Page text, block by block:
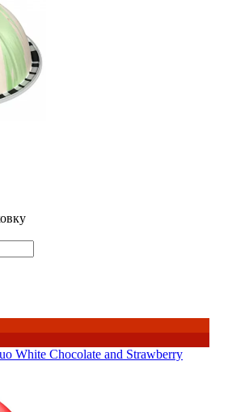
White Chocolate and Strawberry